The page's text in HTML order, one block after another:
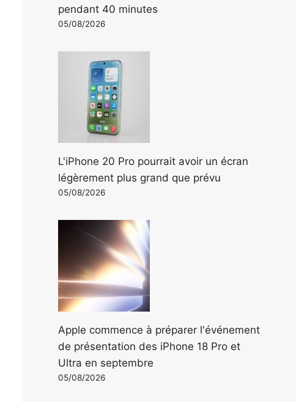
pendant 40 minutes
05/08/2026
L'iPhone 20 Pro pourrait avoir un écran
légèrement plus grand que prévu
05/08/2026
Apple commence à préparer l'événement
de présentation des iPhone 18 Pro et
Ultra en septembre
05/08/2026